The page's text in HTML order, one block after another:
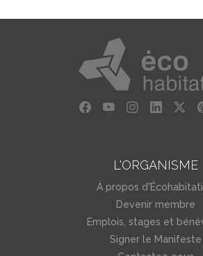
L'ORGANISME
À propos
Devenir membre
Emplois, stages et
Signer le Manifeste